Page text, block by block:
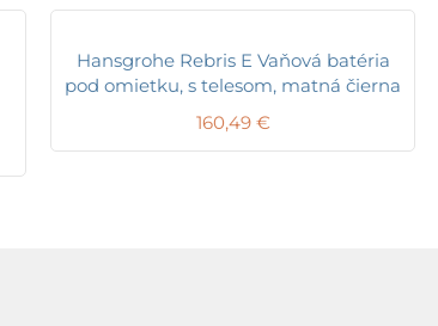
Hansgrohe Rebris E Vaňová batéria
pod omietku, s telesom, matná čierna
160,49 €